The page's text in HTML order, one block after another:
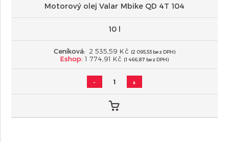
Motorový olej Valar Mbike QD 4T 104
10 l
Ceníková: 2 535,59 Kč (2 095,53 bez DPH)
Eshop: 1 774,91 Kč (1 466,87 bez DPH)
- +